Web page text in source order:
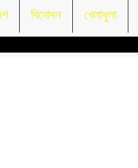
বিনোদন খেলাধুলা